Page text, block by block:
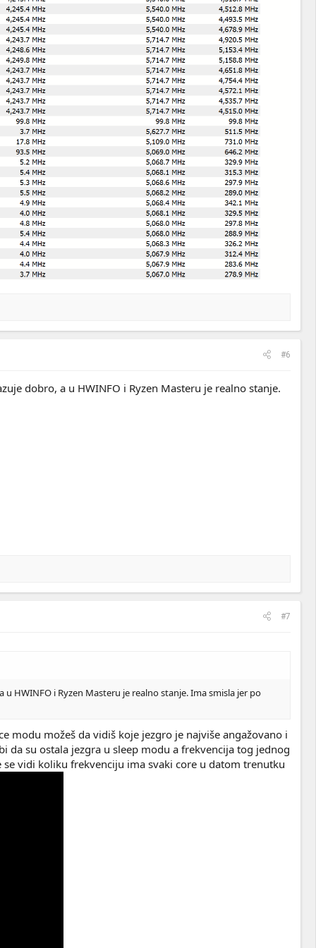
#6
dobro, a u HWINFO i Ryzen Masteru je realno stanje.
#7
HWINFO i Ryzen Masteru je realno stanje. Ima smisla jer po
modu možeš da vidiš koje jezgro je najviše angažovano i
da su ostala jezgra u sleep modu a frekvencija tog jednog
se vidi koliku frekvenciju ima svaki core u datom trenutku